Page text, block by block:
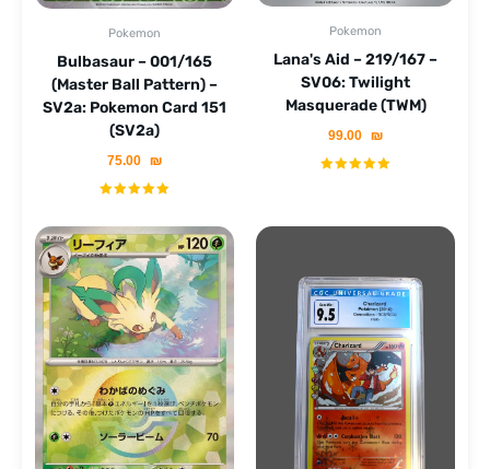
Pokemon
Bulbasaur – 001/165
(Master Ball Pattern) –
SV2a: Pokemon Card 151
(SV2a)
75.00 ₪
Pokemon
Lana's Aid – 219/167 –
SV06: Twilight
Masquerade (TWM)
99.00 ₪